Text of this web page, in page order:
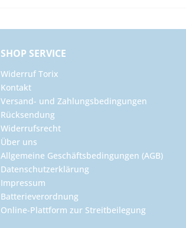
SHOP SERVICE
Widerruf Torix
Kontakt
Versand- und Zahlungsbedingungen
Rücksendung
Widerrufsrecht
Über uns
Allgemeine Geschäftsbedingungen (AGB)
Datenschutzerklärung
Impressum
Batterieverordnung
Online-Plattform zur Streitbeilegung